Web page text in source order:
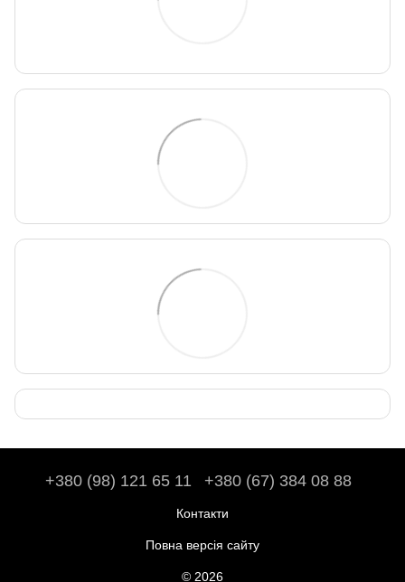
+380 (98) 121 65 11 +380 (67) 384 08 88
Контакти
Повна версія сайту
© 2026